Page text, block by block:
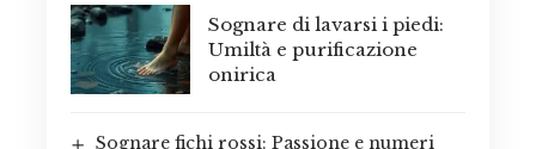
Sognare di lavarsi i piedi:
Umiltà e purificazione
onirica
Sognare fichi rossi: Passione e numeri